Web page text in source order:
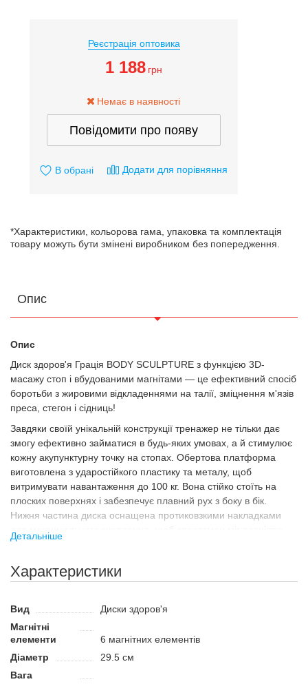
Реєстрація оптовика
1 188 грн
Немає в наявності
Повідомити про появу
В обрані Додати для порівняння
*Характеристики, кольорова гама, упаковка та комплектація
товару можуть бути змінені виробником без попередження.
Опис
Опис
Диск здоров'я Грація BODY SCULPTURE з функцією 3D-
масажу стоп і вбудованими магнітами — це ефективний спосіб
боротьби з жировими відкладеннями на талії, зміцнення м'язів
преса, стегон і сідниць!
Завдяки своїй унікальній конструкції тренажер не тільки дає
змогу ефективно займатися в будь-яких умовах, а й стимулює
кожну акупунктурну точку на стопах. Обертова платформа
виготовлена з ударостійкого пластику та металу, щоб
витримувати навантаження до 100 кг. Вона стійко стоїть на
плоских поверхнях і забезпечує плавний рух з боку в бік.
Нижня частина диска оснащена протиковзкими накладками
зосередиться на виконанні вправи.
Шість вбудованих магнітів позитивно впливають на організм і
сприяють швидшому відновленню після тренування. Вони
підтримувати м'язи в тонусі та знижують інтенсивність
больових відчуттів.
Призначення
Тренування з диском здоров'я роблять талію стрункішою,
надають форму стегнам і сідницям, і дають змогу якісно
Детальніше
Характеристики
Вид
Диски здоров'я
Магнітні
елементи
6 магнітних елементів
Діаметр
29.5 см
Вага